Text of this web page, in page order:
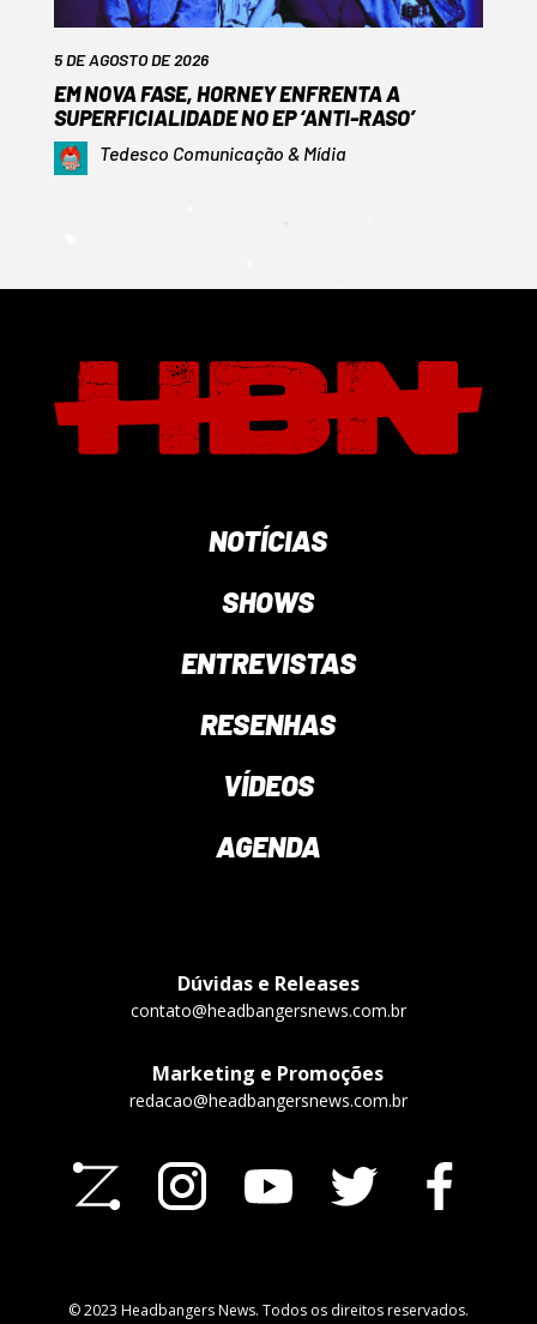
5 DE AGOSTO DE 2026
EM NOVA FASE, HORNEY ENFRENTA A
SUPERFICIALIDADE NO EP ‘ANTI-RASO’
Tedesco Comunicação & Mídia
NOTÍCIAS
SHOWS
ENTREVISTAS
RESENHAS
VÍDEOS
AGENDA
Dúvidas e Releases
contato@headbangersnews.com.br
Marketing e Promoções
redacao@headbangersnews.com.br
© 2023 Headbangers News. Todos os direitos reservados.